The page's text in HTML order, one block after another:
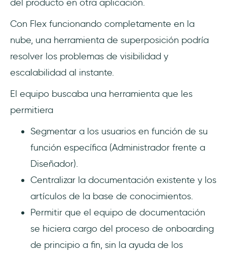
del producto en otra aplicación.
Con Flex funcionando completamente en la
nube, una herramienta de superposición podría
resolver los problemas de visibilidad y
escalabilidad al instante.
El equipo buscaba una herramienta que les
permitiera
Segmentar a los usuarios en función de su
función específica (Administrador frente a
Diseñador).
Centralizar la documentación existente y los
artículos de la base de conocimientos.
Permitir que el equipo de documentación
se hiciera cargo del proceso de onboarding
de principio a fin, sin la ayuda de los